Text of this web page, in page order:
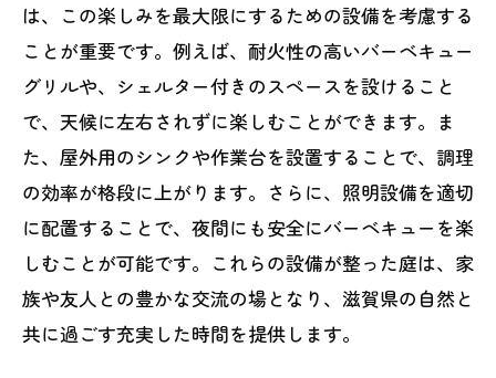
は、この楽しみを最大限にするための設備を考慮する
ことが重要です。例えば、耐火性の高いバーベキュー
グリルや、シェルター付きのスペースを設けること
で、天候に左右されずに楽しむことができます。ま
た、屋外用のシンクや作業台を設置することで、調理
の効率が格段に上がります。さらに、照明設備を適切
に配置することで、夜間にも安全にバーベキューを楽
しむことが可能です。これらの設備が整った庭は、家
族や友人との豊かな交流の場となり、滋賀県の自然と
共に過ごす充実した時間を提供します。